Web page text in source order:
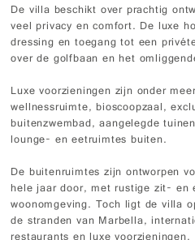
De villa beschikt over prachtig
veel privacy en comfort. De luxe
dressing en toegang tot een
over de golfbaan en het
Luxe voorzieningen zijn onder
wellnessruimte, bioscoopzaal,
buitenzwembad, aangelegde
lounge- en eetruimtes buiten.
De buitenruimtes zijn ontworpen
hele jaar door, met rustige zit- en
woonomgeving. Toch ligt de villa
de stranden van Marbella,